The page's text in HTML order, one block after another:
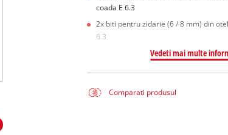
coada E 6.3
2x biti pentru zidarie (6 / 8 mm) din
6.3
Vedeti mai multe
Comparati produsul